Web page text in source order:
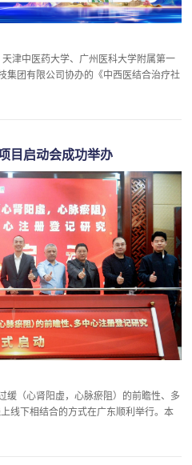
津中医药大学、广州医科大学附属第一
集团有限公司协办的《中西医结合治疗社
郑州召开。会议采取线...
目启动会成功举办
缓（心肾阳虚，心脉瘀阻）的前瞻性、多
线下相结合的方式在广东顺利举行。本
组长单位，广东心...